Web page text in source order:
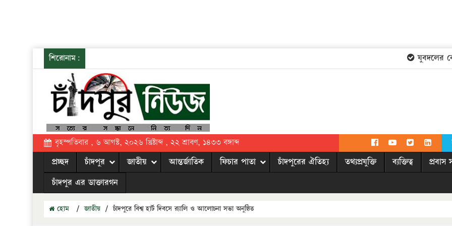
শিরোনাম: যুবদলের
বৃহস্পতিবার , ৬ আগস্ট, ২০২৬ খ্রিষ্টাব্দ , ২২ শ্রাবণ, ১৪৩৩ বঙ্গাব্দ
প্রচ্ছদ চাঁদপুর জাতীয় আন্তর্জাতিক ফিচার পাতা চাঁদপুরের ঐতিহ্য তথ্যপ্রযুক্তি ব্যক্তিত্ব প্রবাস
চাঁদপুর এর ডাক্তারগন
হোম / জাতীয় / চাঁদপুরে বিশ্ব হার্ট দিবসে র‌্যালি ও আলোচনা সভা অনুষ্ঠিত